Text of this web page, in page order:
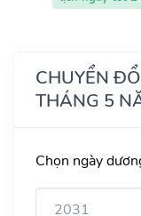
CHUYỂN
THÁNG 5
Chọn ngày